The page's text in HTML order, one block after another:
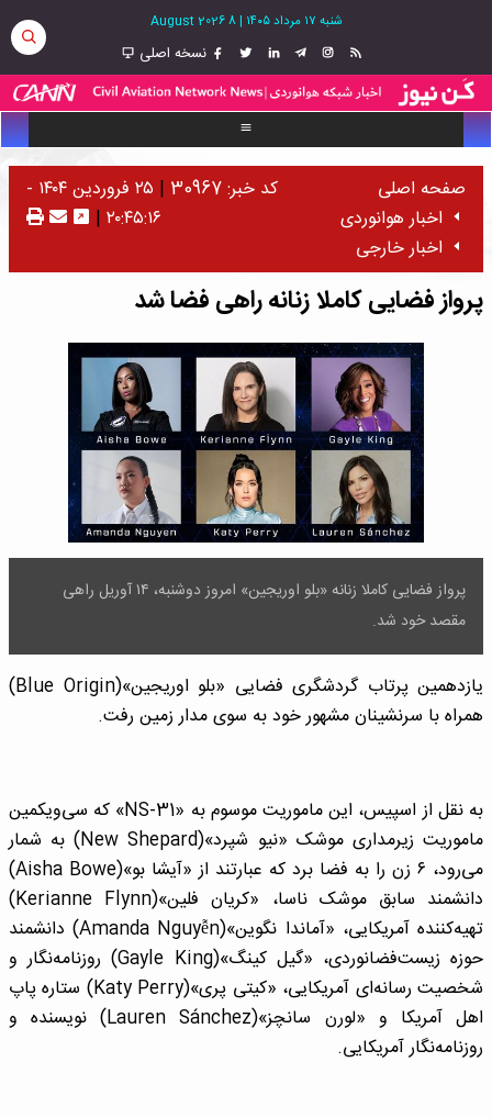
شنبه ۱۷ مرداد ۱۴۰۵ |
8 August 2026
نسخه اصلی
صفحه اصلی
اخبار هوانوردی
اخبار خارجی
کد خبر: 30967 |
۲۵ فروردین ۱۴۰۴ -
۲۰:۴۵:۱۶ |
پرواز فضایی کاملا زنانه راهی فضا شد
پرواز فضایی کاملا زنانه «بلو اوریجین» امروز دوشنبه، ۱۴ آوریل راهی
مقصد خود شد.
یازدهمین پرتاب گردشگری فضایی «بلو اوریجین»(Blue Origin)
همراه با سرنشینان مشهور خود به سوی مدار زمین رفت.
به نقل از اسپیس، این ماموریت موسوم به «NS-31» که سی‌ویکمین
ماموریت زیرمداری موشک «نیو شپرد»(New Shepard) به شمار
می‌رود، ۶ زن را به فضا برد که عبارتند از «آیشا بو»(Aisha Bowe)
دانشمند سابق موشک ناسا، «کریان فلین»(Kerianne Flynn)
تهیه‌کننده آمریکایی، «آماندا نگوین»(Amanda Nguyễn) دانشمند
حوزه زیست‌فضانوردی، «گیل کینگ»(Gayle King) روزنامه‌نگار و
شخصیت رسانه‌ای آمریکایی، «کیتی پری»(Katy Perry) ستاره پاپ
اهل آمریکا و «لورن سانچز»(Lauren Sánchez) نویسنده و
روزنامه‌نگار آمریکایی.